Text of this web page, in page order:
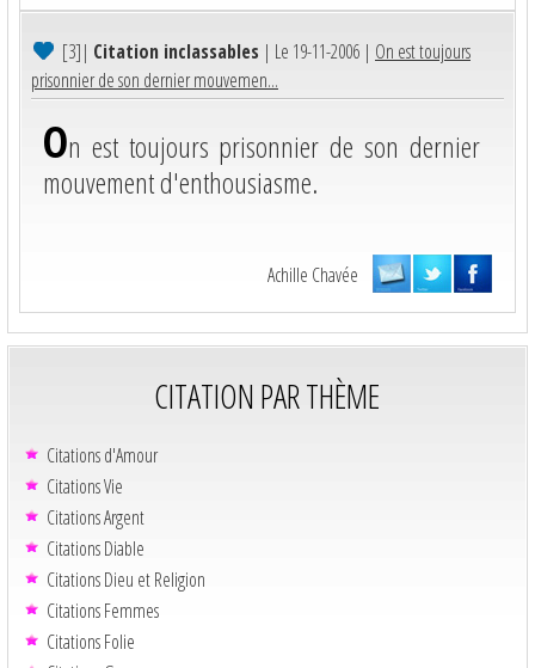
[3]| Citation inclassables | Le 19-11-2006 | On est toujours
prisonnier de son dernier mouvemen...
On est toujours prisonnier de son dernier
mouvement d'enthousiasme.
Achille Chavée
CITATION PAR THÈME
Citations d'Amour
Citations Vie
Citations Argent
Citations Diable
Citations Dieu et Religion
Citations Femmes
Citations Folie